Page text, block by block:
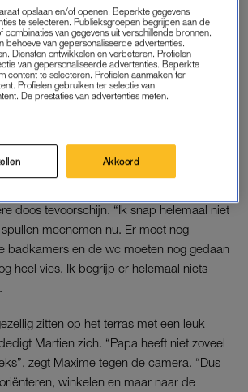
Familie Meiland krijgt sleutels
300 jaar oude villa en doet
bijzondere ontdekking in
'Chateau Meiland: La Dolce
Vita'
LEES OOK
CITROENTHEMA
doos tevoorschijn. “Ik snap helemaal niet
meenemen nu. Er moet nog
badkamers en de wc moeten nog gedaan
heel vies. Ik begrijp er helemaal niets
zitten op het terras met een leuk
Martien zich. “Papa heeft niet zoveel
zegt Maxime tegen de camera. “Dus
winkelen en maar naar de
opslaan en/of openen. Beperkte gegevens
te selecteren. Publieksgroepen begrijpen aan de
combinaties van gegevens uit verschillende bronnen.
behoeve van gepersonaliseerde advertenties.
Diensten ontwikkelen en verbeteren. Profielen
van gepersonaliseerde advertenties. Beperkte
content te selecteren. Profielen aanmaken ter
Profielen gebruiken ter selectie van
De prestaties van advertenties meten.
Akkoord